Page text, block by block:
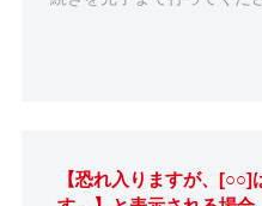
【恐れ入りますが、[○○]